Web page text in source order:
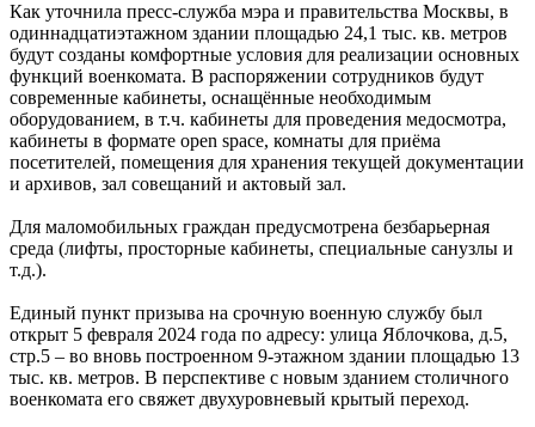
Как уточнила пресс-служба мэра и правительства Москвы, в
одиннадцатиэтажном здании площадью 24,1 тыс. кв. метров
будут созданы комфортные условия для реализации основных
функций военкомата. В распоряжении сотрудников будут
современные кабинеты, оснащённые необходимым
оборудованием, в т.ч. кабинеты для проведения медосмотра,
кабинеты в формате open space, комнаты для приёма
посетителей, помещения для хранения текущей документации
и архивов, зал совещаний и актовый зал.
Для маломобильных граждан предусмотрена безбарьерная
среда (лифты, просторные кабинеты, специальные санузлы и
т.д.).
Единый пункт призыва на срочную военную службу был
открыт 5 февраля 2024 года по адресу: улица Яблочкова, д.5,
стр.5 – во вновь построенном 9-этажном здании площадью 13
тыс. кв. метров. В перспективе с новым зданием столичного
военкомата его свяжет двухуровневый крытый переход.